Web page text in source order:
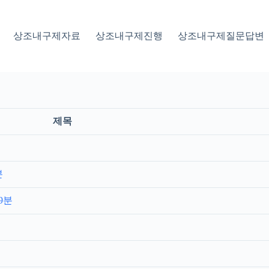
상조내구제자료 상조내구제진행 상조내구제질문답변
제목
분